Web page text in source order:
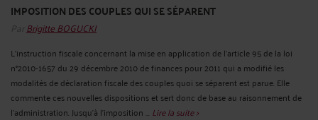
IMPOSITION DES COUPLES QUI SE SÉPARENT
Par Brigitte BOGUCKI
L'instruction fiscale concernant la mise en application de l'article 95 de la loi
n°2010-1657 du 29 décembre 2010 de finances pour 2011 qui a modifié les
modalités de déclaration fiscale des couples quoi se séparent est parue. Elle
commente ces nouvelles dispositions et sert donc de base au raisonnement de
l'administration. Jusqu'à l'imposition ... Lire la suite >